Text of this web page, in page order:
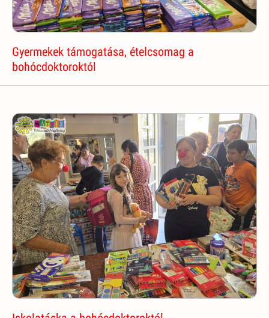
Gyermekek támogatása, ételcsomag a
bohócdoktoroktól